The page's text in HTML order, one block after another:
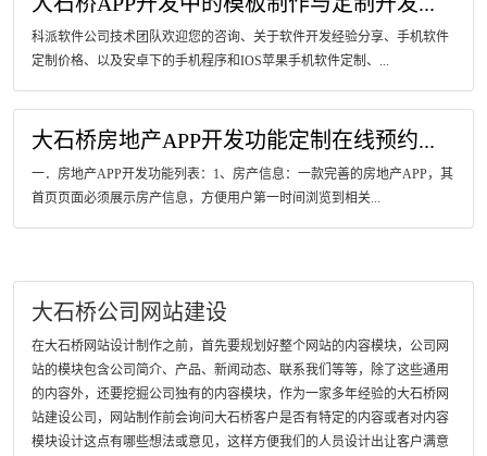
科派软件公司技术团队欢迎您的咨询、关于软件开发经验分享、手机软件
定制价格、以及安卓下的手机程序和IOS苹果手机软件定制、...
大石桥房地产APP开发功能定制在线预约...
一．房地产APP开发功能列表：1、房产信息：一款完善的房地产APP，其
首页页面必须展示房产信息，方便用户第一时间浏览到相关...
大石桥公司网站建设
在大石桥网站设计制作之前，首先要规划好整个网站的内容模块，公司网
站的模块包含公司简介、产品、新闻动态、联系我们等等，除了这些通用
的内容外，还要挖掘公司独有的内容模块，作为一家多年经验的大石桥网
站建设公司，网站制作前会询问大石桥客户是否有特定的内容或者对内容
模块设计这点有哪些想法或意见，这样方便我们的人员设计出让客户满意